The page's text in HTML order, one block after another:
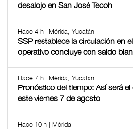
desalojo en San José Tecoh
Hace 4 h | Mérida, Yucatán
SSP restablece la circulación en
operativo concluye con saldo
Hace 7 h | Mérida, Yucatán
Pronóstico del tiempo: Así será el
este viernes 7 de agosto
Hace 10 h | Mérida